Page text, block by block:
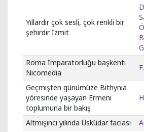
Yıllardır çok sesli, çok renkli bir
şehirdir İzmit
Roma İmparatorluğu başkenti
Nicomedia
Geçmişten günümüze Bithynia
yöresinde yaşayan Ermeni
toplumuna bir bakış
Altmışıncı yılında Üsküdar faciası